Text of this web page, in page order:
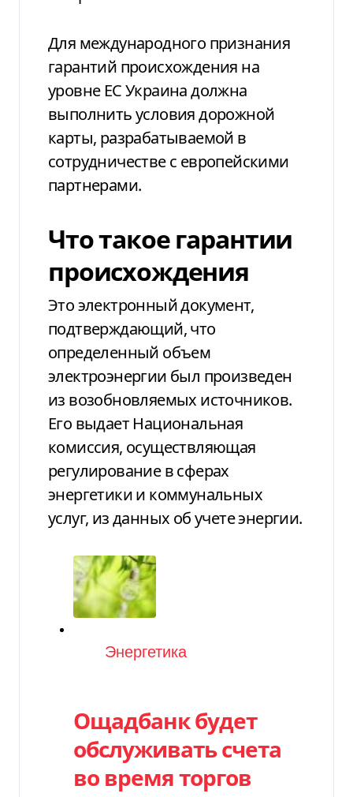
Для международного признания
гарантий происхождения на
уровне ЕС Украина должна
выполнить условия дорожной
карты, разрабатываемой в
сотрудничестве с европейскими
партнерами.
Что такое гарантии
происхождения
Это электронный документ,
подтверждающий, что
определенный объем
электроэнергии был произведен
из возобновляемых источников.
Его выдает Национальная
комиссия, осуществляющая
регулирование в сферах
энергетики и коммунальных
услуг, из данных об учете энергии.
Категория
Энергетика
Ощадбанк будет
обслуживать счета
во время торгов